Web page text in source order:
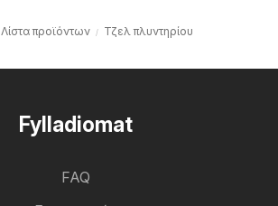
Λίστα προϊόντων Τζελ πλυντηρίου
Fylladiomat
FAQ